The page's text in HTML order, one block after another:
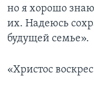
но я хорошо
их. Надеюсь
будущей семье».
«Христос